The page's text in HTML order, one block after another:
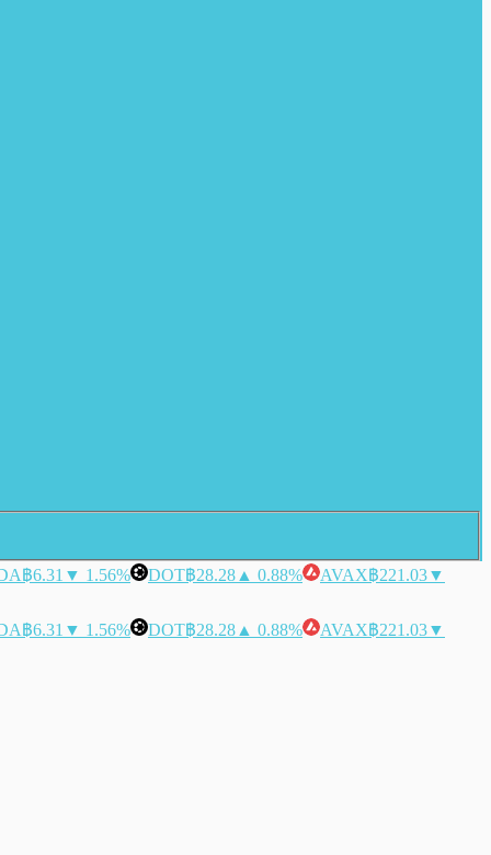
฿6.31 ▼ 1.56% DOT฿28.28 ▲ 0.88% AVAX฿221.03▼
฿6.31 ▼ 1.56% DOT฿28.28 ▲ 0.88% AVAX฿221.03▼